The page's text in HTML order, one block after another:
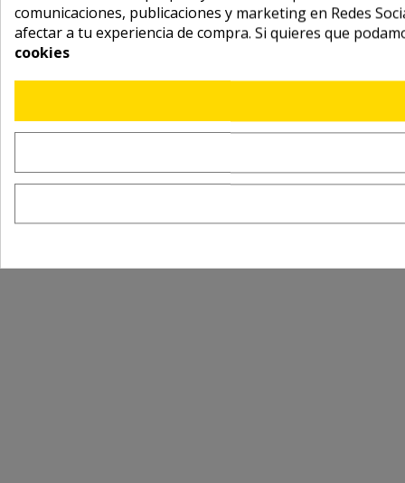
comunicaciones, publicaciones y marketing en Redes
afectar a tu experiencia de compra. Si quieres que
cookies